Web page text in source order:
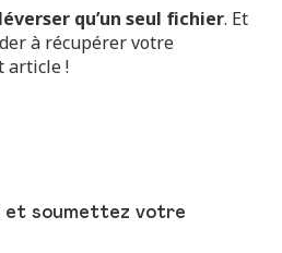
qu’un seul fichier. Et
à récupérer votre
article!
et soumettez votre